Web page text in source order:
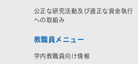
公正な研究活動及び適正な資金執行
への取組み
教職員メニュー
学内教職員向け情報